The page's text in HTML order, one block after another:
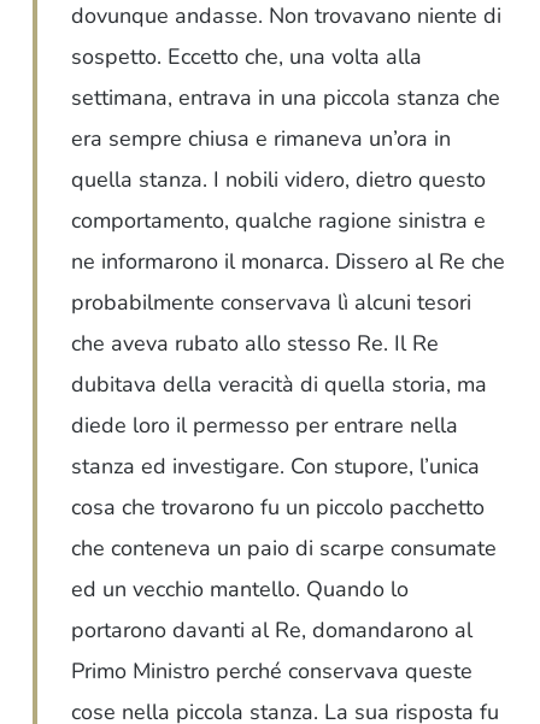
dovunque andasse. Non trovavano niente di
sospetto. Eccetto che, una volta alla
settimana, entrava in una piccola stanza che
era sempre chiusa e rimaneva un’ora in
quella stanza. I nobili videro, dietro questo
comportamento, qualche ragione sinistra e
ne informarono il monarca. Dissero al Re che
probabilmente conservava lì alcuni tesori
che aveva rubato allo stesso Re. Il Re
dubitava della veracità di quella storia, ma
diede loro il permesso per entrare nella
stanza ed investigare. Con stupore, l’unica
cosa che trovarono fu un piccolo pacchetto
che conteneva un paio di scarpe consumate
ed un vecchio mantello. Quando lo
portarono davanti al Re, domandarono al
Primo Ministro perché conservava queste
cose nella piccola stanza. La sua risposta fu